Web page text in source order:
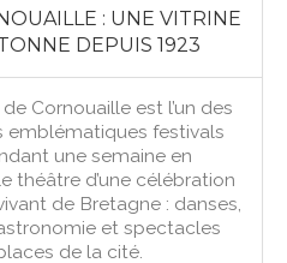
: UNE VITRINE
DEPUIS 1923
Cornouaille est l’un des
emblématiques festivals
une semaine en
théâtre d’une célébration
de Bretagne : danses,
et spectacles
de la cité.